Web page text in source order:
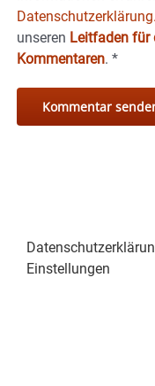
Datenschutzerklärung.
unseren Leitfaden für
Kommentaren. *
Einstellungen